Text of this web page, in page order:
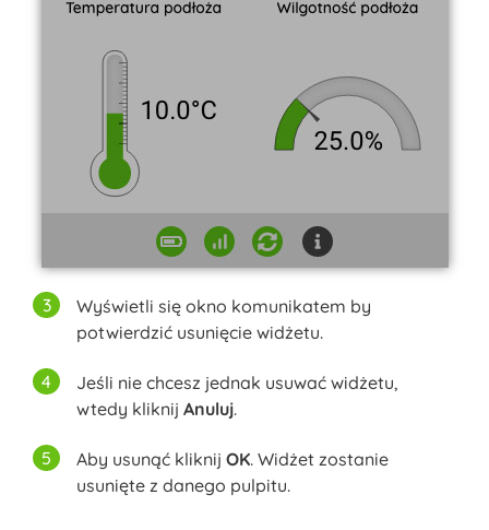
Wyświetli się okno komunikatem by
potwierdzić usunięcie widżetu.
Jeśli nie chcesz jednak usuwać widżetu,
wtedy kliknij Anuluj.
Aby usunąć kliknij OK. Widżet zostanie
usunięte z danego pulpitu.